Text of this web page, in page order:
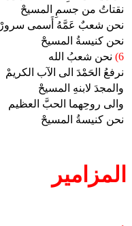
نقتاتُ من جسمِ المسيحْ
نحن شعبٌ عَمَّهُ أَسمى سرورْ
نحن كنيسةُ المسيحْ
6) نحن شعبُ الله
نرفعُ الحَمْدَ الى الآب الكريمْ
والمجدَ لابنهِ المسيحْ
والى روحِهما الحبَّ العظيم
نحن كنيسةُ المسيحْ
المزامير